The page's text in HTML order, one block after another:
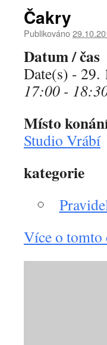
Čakry
Publikováno
Datum / čas
Date(s) - 29.
17:00 -
Místo
Studio Vrábí
kategorie
Více o